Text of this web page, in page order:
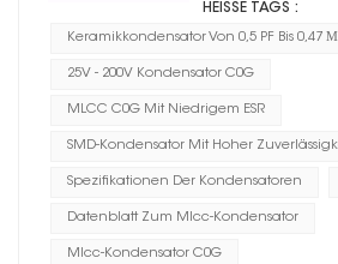
HEISSE TAGS :
Keramikkondensator Von 0,5 PF Bis 0,47
25V - 200V Kondensator C0G
MLCC C0G Mit Niedrigem ESR
SMD-Kondensator Mit Hoher
Spezifikationen Der Kondensatoren
Datenblatt Zum Mlcc-Kondensator
Mlcc-Kondensator C0G